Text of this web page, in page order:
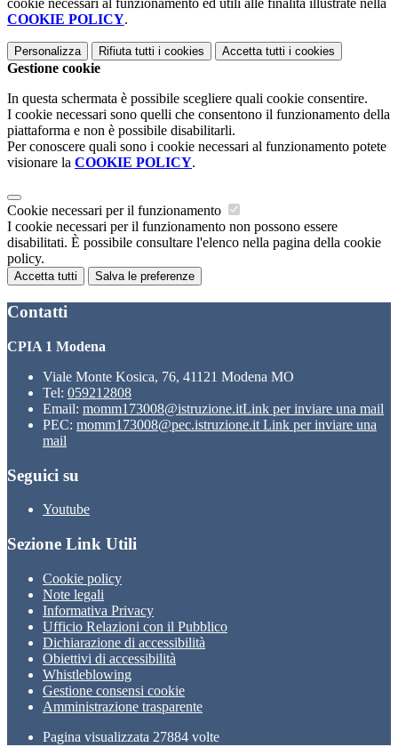
cookie necessari al funzionamento ed utili alle finalità illustrate nella
COOKIE POLICY.
Personalizza Rifiuta tutti i cookies Accetta tutti i cookies
Gestione cookie
In questa schermata è possibile scegliere quali cookie consentire.
I cookie necessari sono quelli che consentono il funzionamento della
piattaforma e non è possibile disabilitarli.
Per conoscere quali sono i cookie necessari al funzionamento potete
visionare la COOKIE POLICY.
Cookie necessari per il funzionamento
I cookie necessari per il funzionamento non possono essere
disabilitati. È possibile consultare l'elenco nella pagina della cookie
policy.
Accetta tutti Salva le preferenze
Contatti
CPIA 1 Modena
Viale Monte Kosica, 76, 41121 Modena MO
Tel: 059212808
Email: momm173008@istruzione.itLink per inviare una mail
PEC: momm173008@pec.istruzione.it Link per inviare una
mail
Seguici su
Youtube
Sezione Link Utili
Cookie policy
Note legali
Informativa Privacy
Ufficio Relazioni con il Pubblico
Dichiarazione di accessibilità
Obiettivi di accessibilità
Whistleblowing
Gestione consensi cookie
Amministrazione trasparente
Pagina visualizzata 27884 volte